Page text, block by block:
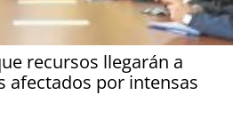
recursos llegarán a
afectados por intensas